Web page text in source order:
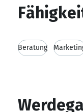
Beratung